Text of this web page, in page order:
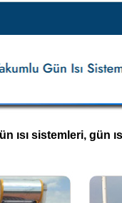
sistemleri, gün